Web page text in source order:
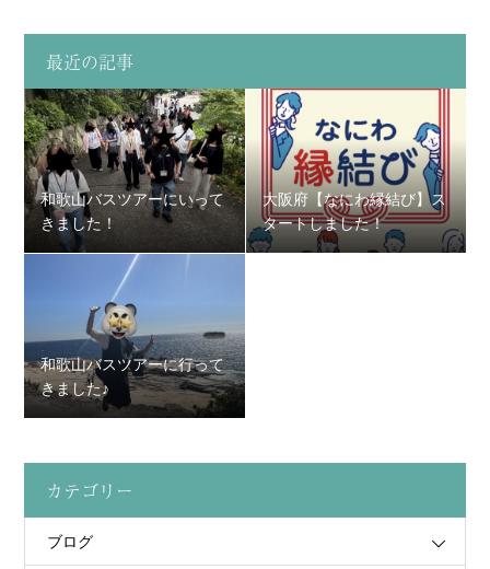
最近の記事
和歌山バスツアーにいって
きました！
大阪府【なにわ縁結び】ス
タートしました！
和歌山バスツアーに行って
きました♪
カテゴリー
ブログ